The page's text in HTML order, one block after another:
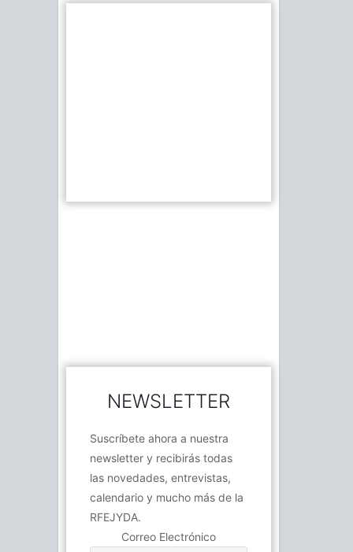
NEWSLETTER
Suscríbete ahora a nuestra
newsletter y recibirás todas
las novedades, entrevistas,
calendario y mucho más de la
RFEJYDA.
Correo Electrónico